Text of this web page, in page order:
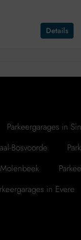
Details
Parkeergarages in
Bosvoorde
in Evere